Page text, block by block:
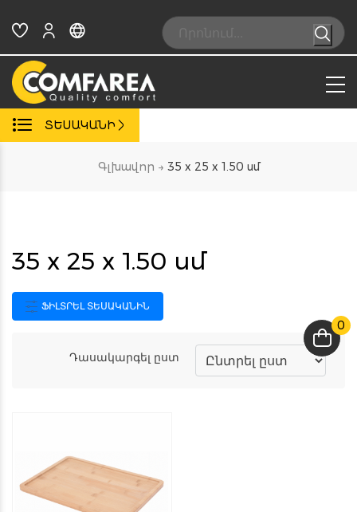
content
Search:
0
ՏԵՍԱԿԱՆԻ
Գլխավոր → 35 x 25 x 1.50 սմ
35 x 25 x 1.50 սմ
ՖԻԼՏՐԵԼ ՏԵՍԱԿԱՆԻՆ
Դասակարգել ըստ